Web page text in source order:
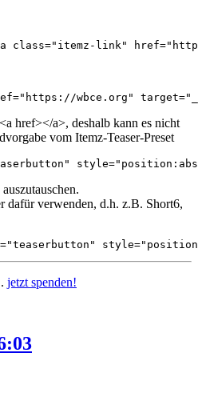
class="itemz-link"
wbce.org"
href></a>, deshalb kann es nicht
vom Itemz-Teaser-Preset
dafür verwenden, d.h. z.B. Short6,
jetzt spenden!